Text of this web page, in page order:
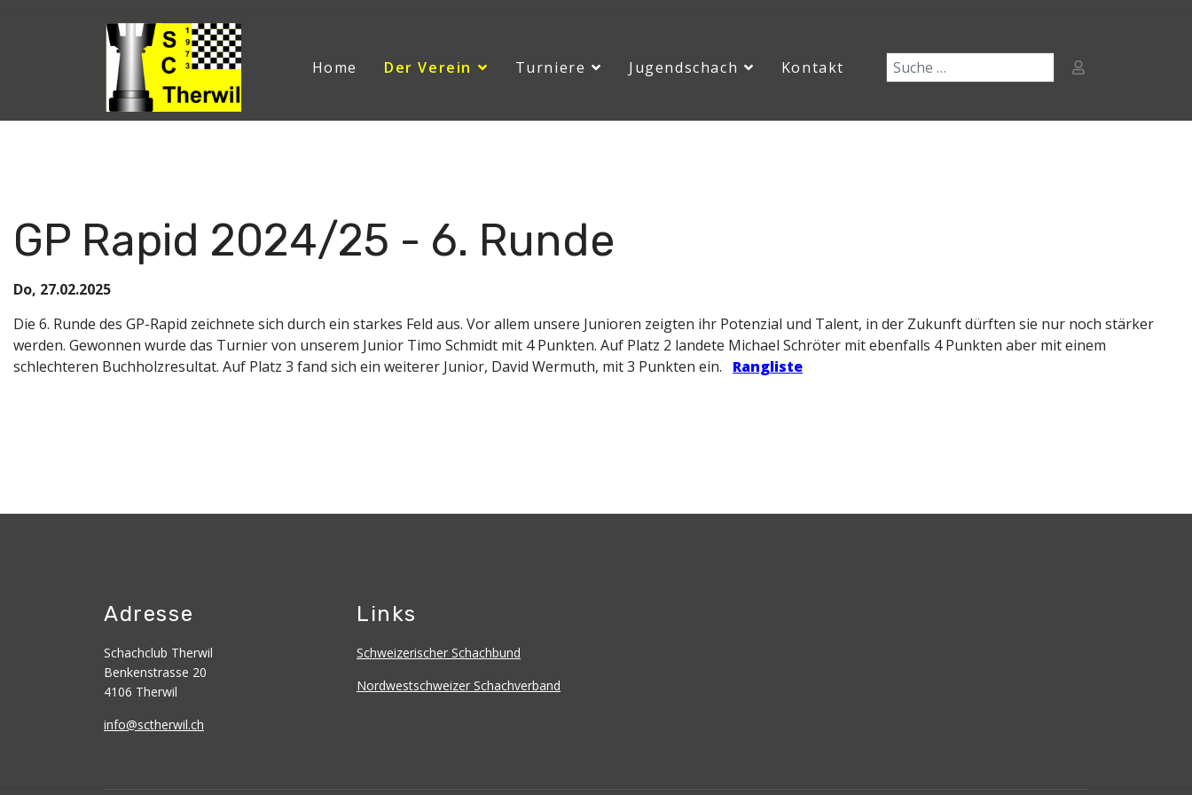
Home Der Verein Turniere Jugendschach Kontakt
Aktuelle Seite:Home
GP Rapid 2024/25 - 6. Runde
Do, 27.02.2025
Die 6. Runde des GP-Rapid zeichnete sich durch ein starkes Feld aus. Vor allem unsere Junioren zeigten ihr Potenzial und Talent, in der Zukunft dürften sie nur noch stärker
werden. Gewonnen wurde das Turnier von unserem Junior Timo Schmidt mit 4 Punkten. Auf Platz 2 landete Michael Schröter mit ebenfalls 4 Punkten aber mit einem
schlechteren Buchholzresultat. Auf Platz 3 fand sich ein weiterer Junior, David Wermuth, mit 3 Punkten ein. Rangliste
Adresse
Schachclub Therwil
Benkenstrasse 20
4106 Therwil
info@sctherwil.ch
Links
Schweizerischer Schachbund
Nordwestschweizer Schachverband